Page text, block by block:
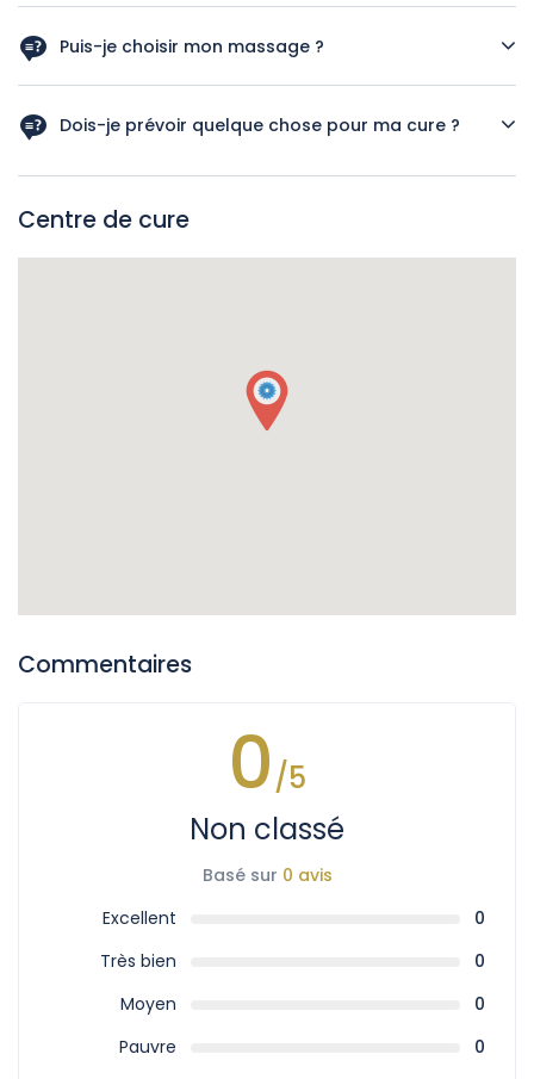
rééquilibrer l’énergie grâce à une combinaison de soins
hydratants, tonifiants et relaxants.
Puis-je choisir mon massage ?
Anti-stress, Oriental, Californien, Pierres chaudes,
Ayurvédique, TUI NA ou Shiatsu.
Dois-je prévoir quelque chose pour ma cure ?
Un maillot de bain, une serviette et des sandales adaptées
Centre de cure
Commentaires
0/5
Non classé
Basé sur 0 avis
Excellent
0
Très bien
0
Moyen
0
Pauvre
0